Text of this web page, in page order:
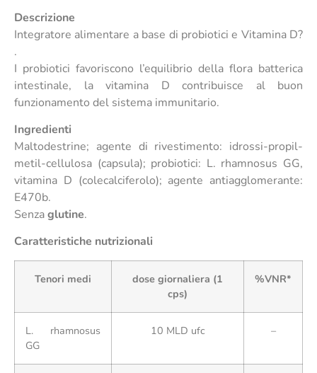
Descrizione
Integratore alimentare a base di probiotici e Vitamina D?
.
I probiotici favoriscono l’equilibrio della flora batterica
intestinale, la vitamina D contribuisce al buon
funzionamento del sistema immunitario.
Ingredienti
Maltodestrine; agente di rivestimento: idrossi-propil-
metil-cellulosa (capsula); probiotici: L. rhamnosus GG,
vitamina D (colecalciferolo); agente antiagglomerante:
E470b.
Senzaglutine.
Caratteristiche nutrizionali
Tenori medi
dose giornaliera (1
cps)
%VNR*
L. rhamnosus
GG
10 MLD ufc –